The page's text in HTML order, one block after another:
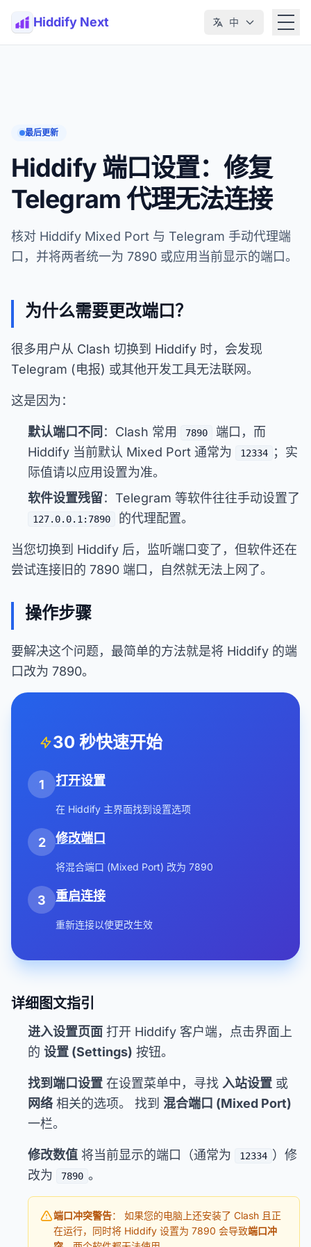
Hiddify Next 中
最后更新
Hiddify 端口设置：修复
Telegram 代理无法连接
核对 Hiddify Mixed Port 与 Telegram 手动代理端
口，并将两者统一为 7890 或应用当前显示的端口。
为什么需要更改端口？
很多用户从 Clash 切换到 Hiddify 时，会发现
Telegram (电报) 或其他开发工具无法联网。
这是因为：
默认端口不同 ：Clash 常用 7890
端口，而
Hiddify 当前默认 Mixed Port 通常为
12334
；实
际值请以应用设置为准。
软件设置残留：Telegram 等软件往往手动设置了
127.0.0.1:7890 的代理配置。
当您切换到 Hiddify 后，监听端口变了，但软件还在
尝试连接旧的 7890 端口，自然就无法上网了。
操作步骤
要解决这个问题，最简单的方法就是将 Hiddify 的端
口改为 7890。
30 秒快速开始
1 打开设置
在 Hiddify 主界面找到设置选项
2 修改端口
将混合端口 (Mixed Port) 改为 7890
3 重启连接
重新连接以使更改生效
详细图文指引
进入设置页面 打开 Hiddify 客户端，点击界面上
的 设置 (Settings) 按钮。
找到端口设置 在设置菜单中，寻找 入站设置 或
网络 相关的选项。 找到 混合端口 (Mixed Port)
一栏。
修改数值 将当前显示的端口（通常为 12334 ）修
改为
7890 。
端口冲突警告： 如果您的电脑上还安装了 Clash 且正
在运行，同时将 Hiddify 设置为 7890 会导致端口冲